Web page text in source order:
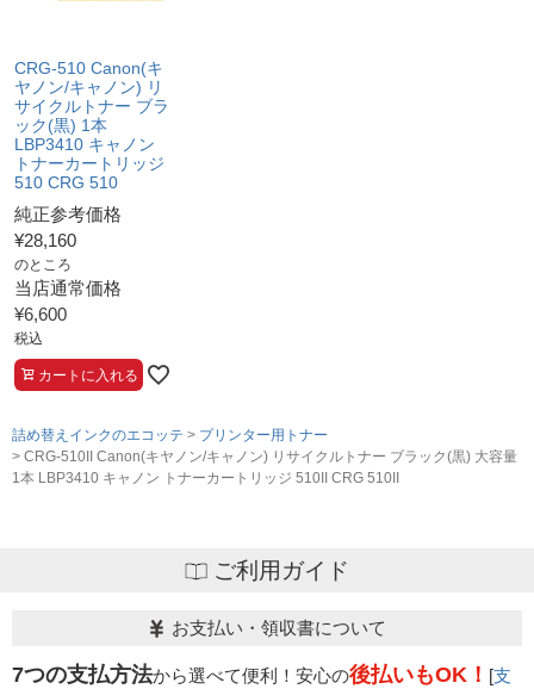
CRG-510 Canon(キ
ヤノン/キャノン) リ
サイクルトナー ブラ
ック(黒) 1本
LBP3410 キャノン
トナーカートリッジ
510 CRG 510
純正参考価格
¥28,160
のところ
当店通常価格
¥6,600
税込
カートに入れる
詰め替えインクのエコッテ
プリンター用トナー
CRG-510II Canon(キヤノン/キャノン) リサイクルトナー ブラック(黒) 大容量
1本 LBP3410 キャノン トナーカートリッジ 510II CRG 510II
ご利用ガイド
お支払い・領収書について
7つの支払方法から選べて便利！安心の後払いもOK！ [支